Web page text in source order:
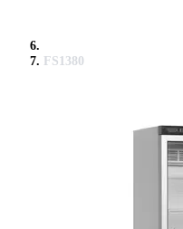
FS1380